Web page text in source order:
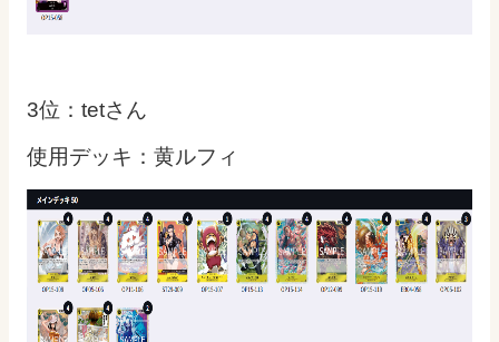
3位：tetさん
使用デッキ：黄ルフィ